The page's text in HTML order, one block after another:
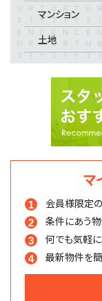
マンション
土地
マ
会員様限定
条件にあう
何でも気軽に
最新物件を簡